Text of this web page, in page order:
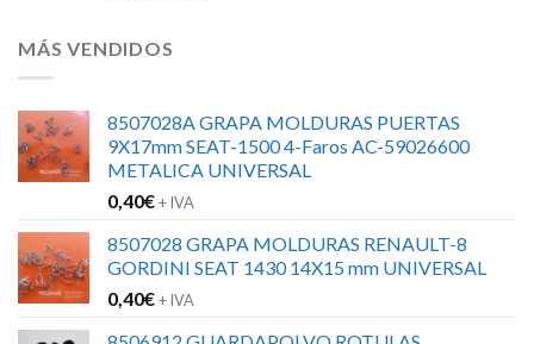
MÁS VENDIDOS
8507028A GRAPA MOLDURAS PUERTAS
9X17mm SEAT-1500 4-Faros AC-59026600
METALICA UNIVERSAL
0,40€+ IVA
8507028 GRAPA MOLDURAS RENAULT-8
GORDINI SEAT 1430 14X15 mm UNIVERSAL
0,40€+ IVA